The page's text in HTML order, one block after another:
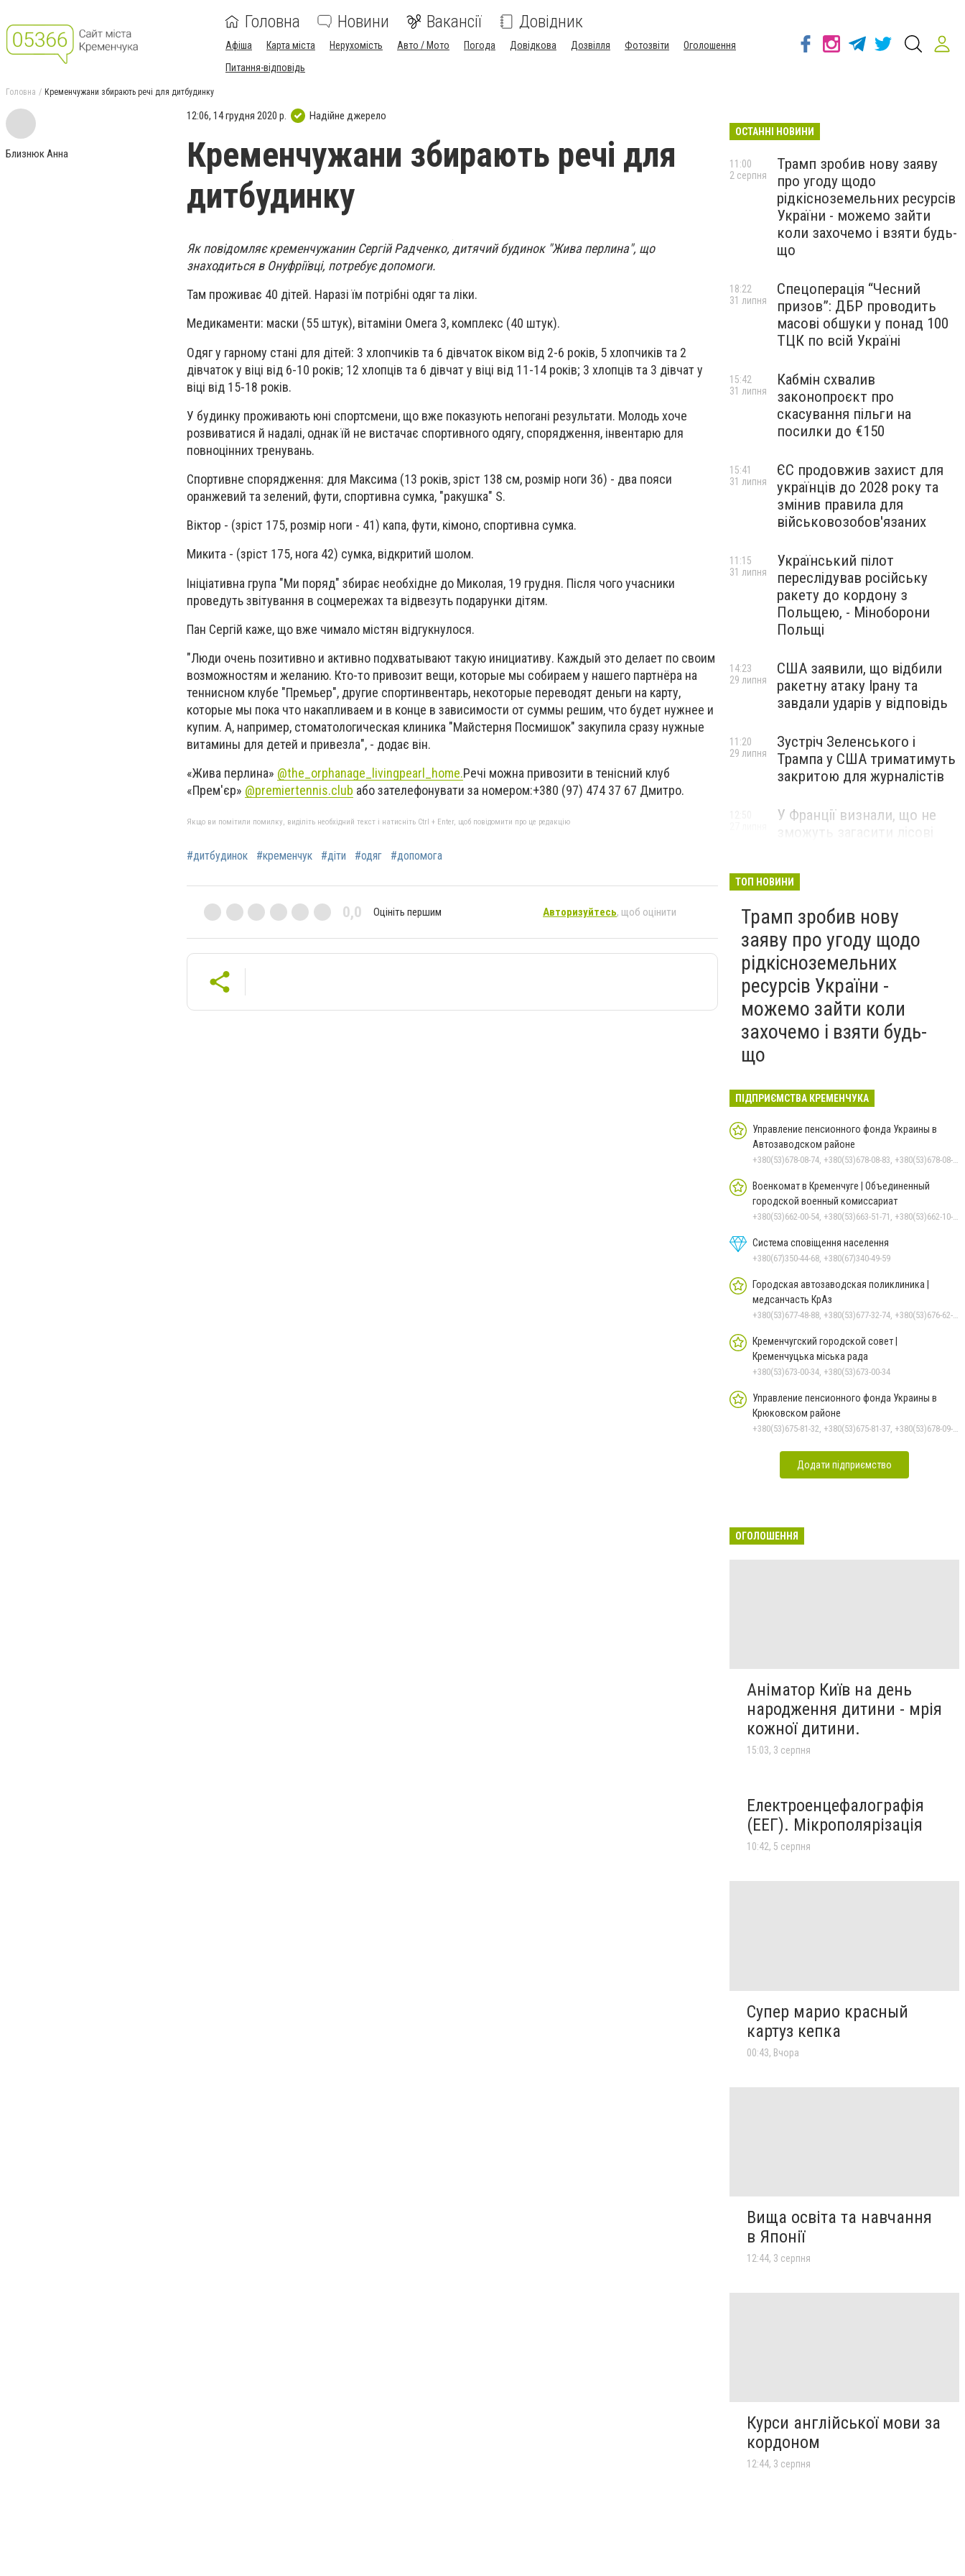
Головна Новини Вакансії Довідник
Афіша Карта міста Нерухомість Авто / Мото Погода Довідкова Дозвілля Фотозвіти
Оголошення
Питання-відповідь
Головна Кременчужани збирають речі для дитбудинку
Близнюк Анна
12:06, 14 грудня 2020 р. Надійне джерело
Кременчужани збирають речі для
дитбудинку
Як повідомляє кременчужанин Сергій Радченко, дитячий будинок "Жива перлина", що
знаходиться в Онуфріївці, потребує допомоги.
Там проживає 40 дітей. Наразі їм потрібні одяг та ліки.
Медикаменти: маски (55 штук), вітаміни Омега 3, комплекс (40 штук).
Одяг у гарному стані для дітей: 3 хлопчиків та 6 дівчаток віком від 2-6 років, 5 хлопчиків та 2
дівчаток у віці від 6-10 років; 12 хлопців та 6 дівчат у віці від 11-14 років; 3 хлопців та 3 дівчат у
віці від 15-18 років.
У будинку проживають юні спортсмени, що вже показують непогані результати. Молодь хоче
розвиватися й надалі, однак їй не вистачає спортивного одягу, спорядження, інвентарю для
повноцінних тренувань.
Спортивне спорядження: для Максима (13 років, зріст 138 см, розмір ноги 36) - два пояси
оранжевий та зелений, фути, спортивна сумка, "ракушка" S.
Віктор - (зріст 175, розмір ноги - 41) капа, фути, кімоно, спортивна сумка.
Микита - (зріст 175, нога 42) сумка, відкритий шолом.
Ініціативна група "Ми поряд" збирає необхідне до Миколая, 19 грудня. Після чого учасники
проведуть звітування в соцмережах та відвезуть подарунки дітям.
Пан Сергій каже, що вже чимало містян відгукнулося.
"Люди очень позитивно и активно подхватывают такую инициативу. Каждый это делает по своим
возможностям и желанию. Кто-то привозит вещи, которые мы собираем у нашего партнёра на
теннисном клубе "Премьер", другие спортинвентарь, некоторые переводят деньги на карту,
которые мы пока что накапливаем и в конце в зависимости от суммы решим, что будет нужнее и
купим. А, например, стоматологическая клиника "Майстерня Посмишок" закупила сразу нужные
витамины для детей и привезла", - додає він.
«Жива перлина» @the_orphanage_livingpearl_home.Речі можна привозити в тенісний клуб
«Прем'єр» @premiertennis.club або зателефонувати за номером:+380 (97) 474 37 67 Дмитро.
Якщо ви помітили помилку, виділіть необхідний текст і натисніть Ctrl + Enter, щоб повідомити про це редакцію
#дитбудинок #кременчук #діти #одяг #допомога
0,0 Оцініть першим Авторизуйтесь, щоб оцінити
ОСТАННІ НОВИНИ
Трамп зробив нову заяву
про угоду щодо
рідкісноземельних ресурсів
України - можемо зайти
коли захочемо і взяти будь-
що
11:00
2 серпня
Спецоперація “Чесний
призов”: ДБР проводить
масові обшуки у понад 100
ТЦК по всій Україні
18:22
31 липня
Кабмін схвалив
законопроєкт про
скасування пільги на
посилки до €150
15:42
31 липня
ЄС продовжив захист для
українців до 2028 року та
змінив правила для
військовозобов'язаних
15:41
31 липня
Український пілот
переслідував російську
ракету до кордону з
Польщею, - Міноборони
Польщі
11:15
31 липня
США заявили, що відбили
ракетну атаку Ірану та
завдали ударів у відповідь
14:23
29 липня
Зустріч Зеленського і
Трампа у США триматимуть
закритою для журналістів
11:20
29 липня
У Франції визнали, що не
ТОП НОВИНИ
Трамп зробив нову
заяву про угоду щодо
рідкісноземельних
ресурсів України -
можемо зайти коли
захочемо і взяти будь-
що
ПІДПРИЄМСТВА КРЕМЕНЧУКА
Управление пенсионного фонда Украины в
Автозаводском районе
+380(53)678-08-74, +380(53)678-08-83, +380(53)678-08-41, +380(53)678-08-86, +380(53)678-09-05
Военкомат в Кременчуге | Объединенный
городской военный комиссариат
+380(53)662-00-54, +380(53)663-51-71, +380(53)662-10-35
Система сповіщення населення
+380(67)350-44-68, +380(67)340-49-59
Городская автозаводская поликлиника |
медсанчасть КрАз
+380(53)677-48-88, +380(53)677-32-74, +380(53)676-62-99, +380536766187
Кременчугский городской совет |
Кременчуцька міська рада
+380(53)673-00-34, +380(53)673-00-34
Управление пенсионного фонда Украины в
Крюковском районе
+380(53)675-81-32, +380(53)675-81-37, +380(53)678-09-01, +380(53)675-81-40, +380(53)675-81-33, +380(53)675-81-38, +380(53)675-81-31, +380(53)678-08-87
Додати підприємство
ОГОЛОШЕННЯ
Аніматор Київ на день
народження дитини - мрія
кожної дитини.
15:03, 3 серпня
Електроенцефалографія
(ЕЕГ). Мікрополярізація
10:42, 5 серпня
Супер марио красный
картуз кепка
00:43, Вчора
Вища освіта та навчання
в Японії
12:44, 3 серпня
Курси англійської мови за
кордоном
12:44, 3 серпня